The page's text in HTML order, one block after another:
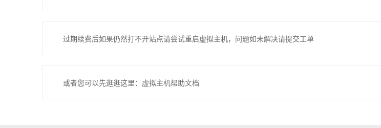
过期续费后如果仍然打不开站点请尝试重启虚拟主机，问题如未解决请提交工单
或者您可以先逛逛这里：虚拟主机帮助文档